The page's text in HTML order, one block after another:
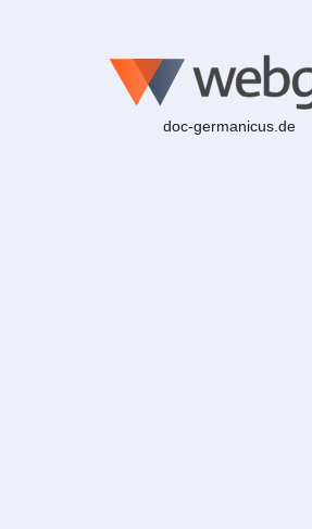
doc-germanicus.de